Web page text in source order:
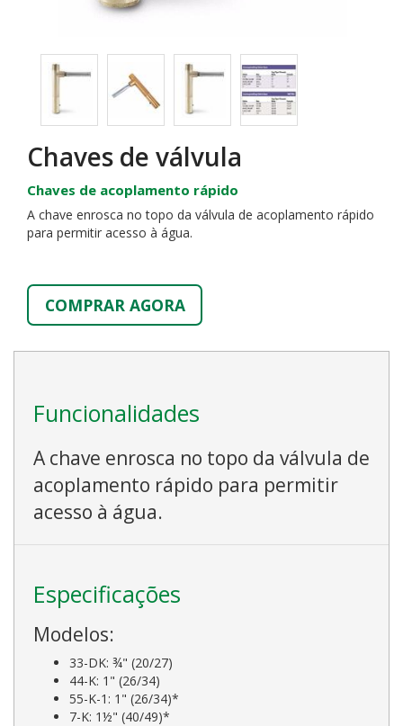
Chaves de válvula
Chaves de acoplamento rápido
A chave enrosca no topo da válvula de acoplamento rápido
para permitir acesso à água.
COMPRAR AGORA
Funcionalidades
A chave enrosca no topo da válvula de
acoplamento rápido para permitir
acesso à água.
Especificações
Modelos:
33-DK: ¾" (20/27)
44-K: 1" (26/34)
55-K-1: 1" (26/34)*
7-K: 1½" (40/49)*